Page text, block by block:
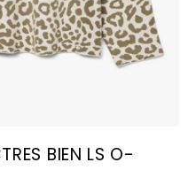
BIEN LS O-